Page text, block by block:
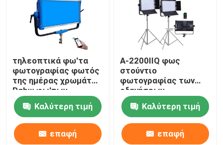
Φως αφθονίας των διπλών οδηγήσεων όπλων
τηλεοπτικά φω'τα
φωτογραφίας φωτός
της ημέρας χρωμάτων
Rgbw φω'των
στούντιο των
οδηγήσεων 300W 0.5m
για Filmaker
Καλύτερη τιμή
επαφή
Α-2200IIQ φως
στούντιο
φωτογραφίας των
οδηγήσεων
εξοπλισμού 10000lm
φωτισμού χρώματος
100W Photoshoot
βισμουθίου
Καλύτερη τιμή
επαφή